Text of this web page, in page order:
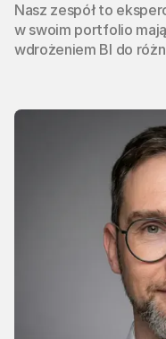
Nasz zespół to
w swoim portfolio
wdrożeniem BI do